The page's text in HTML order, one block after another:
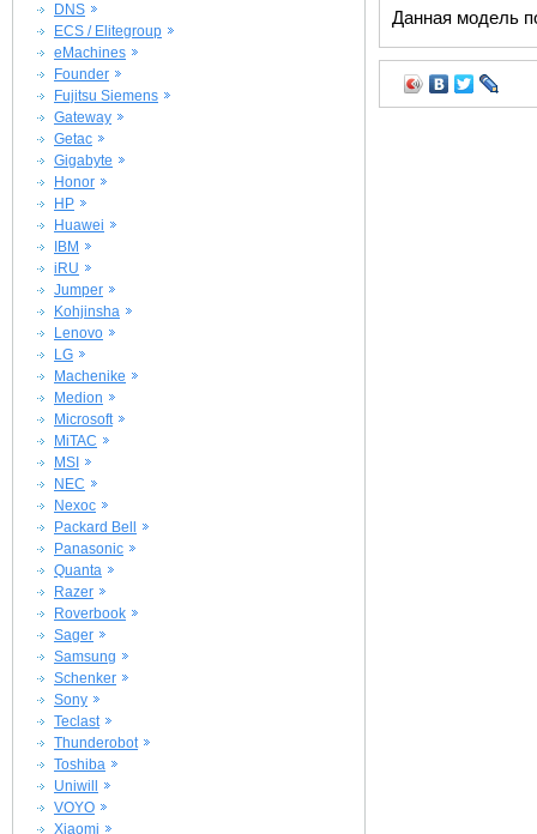
DNS
ECS / Elitegroup
eMachines
Founder
Fujitsu Siemens
Gateway
Getac
Gigabyte
Honor
HP
Huawei
IBM
iRU
Jumper
Kohjinsha
Lenovo
LG
Machenike
Medion
Microsoft
MiTAC
MSI
NEC
Nexoc
Packard Bell
Panasonic
Quanta
Razer
Roverbook
Sager
Samsung
Schenker
Sony
Teclast
Thunderobot
Toshiba
Uniwill
VOYO
Xiaomi
Данная модель